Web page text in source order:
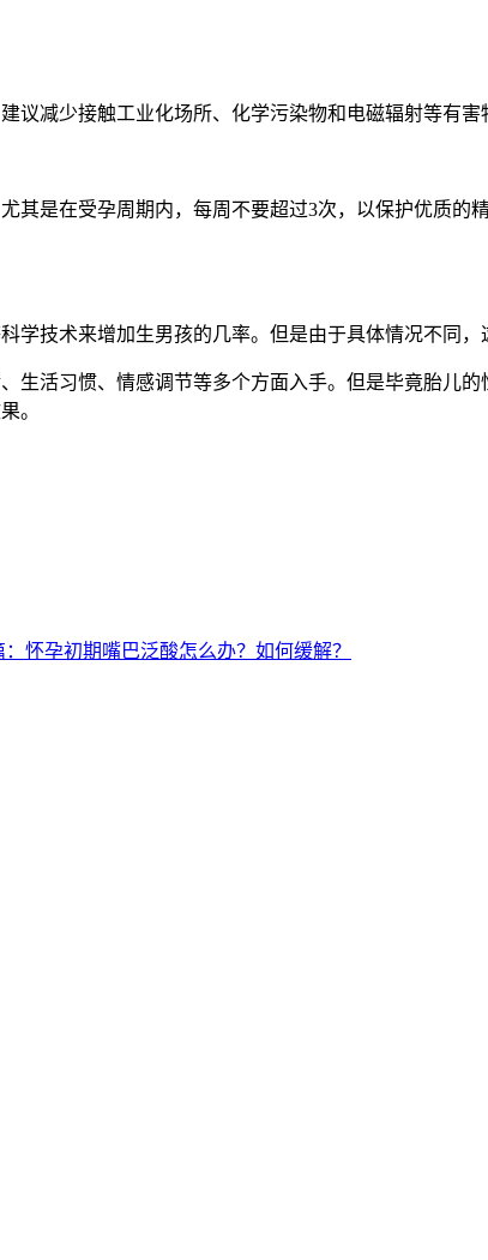
减少接触工业化场所、化学污染物和电磁辐射等有害
是在受孕周期内，每周不要超过3次，以保护优质的
技术来增加生男孩的几率。但是由于具体情况不同，
活习惯、情感调节等多个方面入手。但是毕竟胎儿的
。
：怀孕初期嘴巴泛酸怎么办？如何缓解？